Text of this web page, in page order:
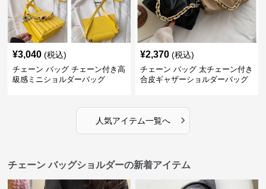
¥3,040 (税込)
チェーン バッグ チェーン付き高
級感ミニショルダーバッグ
¥2,370 (税込)
チェーン バッグ 太チェーン付き
合皮ギャザーショルダーバッグ
人気アイテム一覧へ ›
チェーン バッグショルダーの新着アイテム